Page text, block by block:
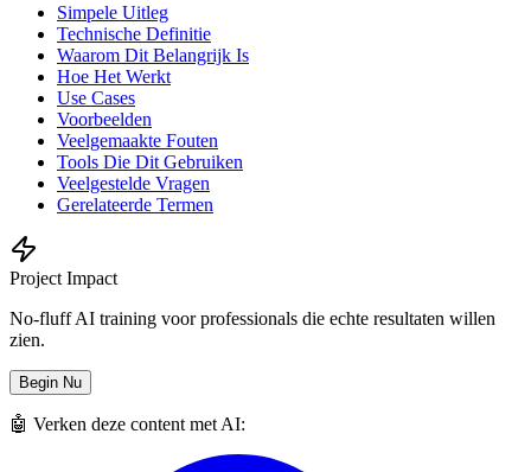
Simpele Uitleg
Technische Definitie
Waarom Dit Belangrijk Is
Hoe Het Werkt
Use Cases
Voorbeelden
Veelgemaakte Fouten
Tools Die Dit Gebruiken
Veelgestelde Vragen
Gerelateerde Termen
Project Impact
No-fluff AI training voor professionals die echte resultaten willen
zien.
Begin Nu
🤖 Verken deze content met AI: